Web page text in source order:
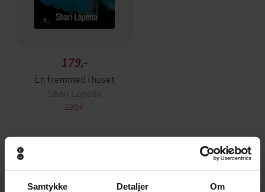
Samtykke Detaljer Om
179,-
En fremmed i huset
Shari Lapeña
EBOK
Andre har også kjøpt